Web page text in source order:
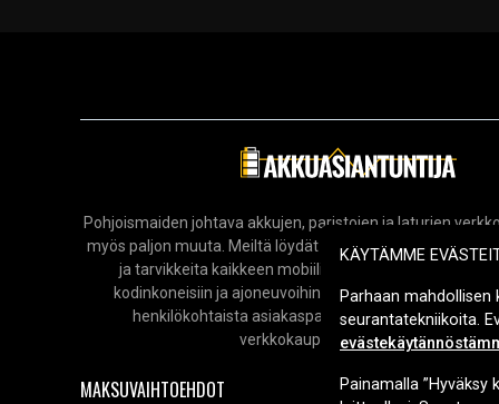
Pohjoismaiden johtava akkujen, paristojen ja laturien
myös paljon muuta. Meiltä löydät laajan valikoiman
ja tarvikkeita kaikkeen mobiililaitteista ja tietokoneista
kodinkoneisiin ja ajoneuvoihin. Tarjoamme nopeat
henkilökohtaista asiakaspalvelua aina tarvittaessa.
verkkokauppaa vuodesta 2006.
MAKSUVAIHTOEHDOT
KÄYTÄMME
Parhaan
seurantatekniikoita.
Painamalla